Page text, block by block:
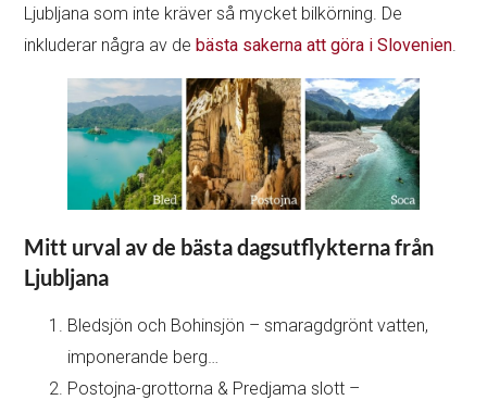
Ljubljana som inte kräver så mycket bilkörning. De
inkluderar några av de bästa sakerna att göra i Slovenien.
Mitt urval av de bästa dagsutflykterna från
Ljubljana
Bledsjön och Bohinsjön – smaragdgrönt vatten,
imponerande berg…
Postojna-grottorna & Predjama slott –